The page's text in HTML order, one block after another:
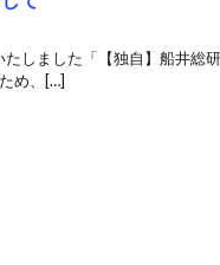
しました「【独自】船井総
め、[…]